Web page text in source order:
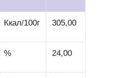
Ккал/100г 305,00
% 24,00